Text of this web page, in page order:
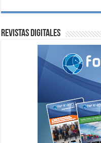
Revistas digitales